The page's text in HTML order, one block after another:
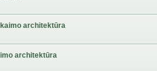
architektūra
architektūra